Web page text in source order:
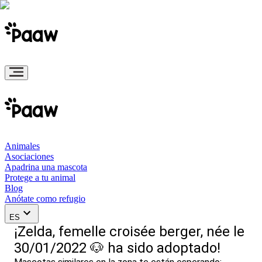
Animales
Asociaciones
Apadrina una mascota
Protege a tu animal
Blog
Anótate como refugio
ES
¡Zelda, femelle croisée berger, née le
30/01/2022 🐶 ha sido adoptado!